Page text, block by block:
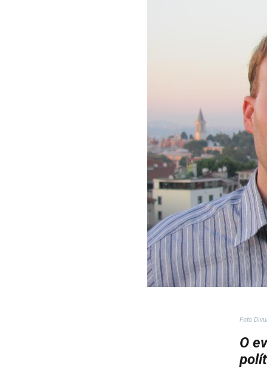
Foto
O